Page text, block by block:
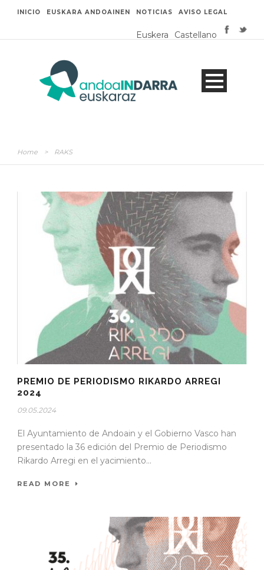
INICIO EUSKARA ANDOAINEN NOTICIAS AVISO LEGAL
Euskera Castellano
Home > RAKS
PREMIO DE PERIODISMO RIKARDO ARREGI
2024
09.05.2024
El Ayuntamiento de Andoain y el Gobierno Vasco han
presentado la 36 edición del Premio de Periodismo
Rikardo Arregi en el yacimiento...
READ MORE